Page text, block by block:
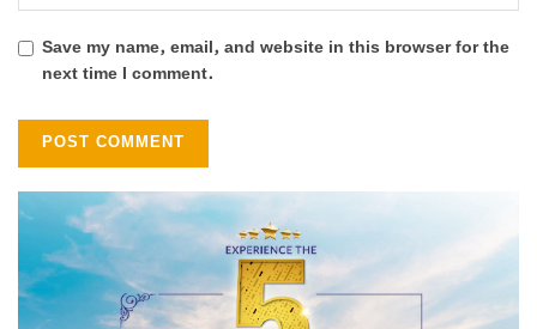
Save my name, email, and website in this browser for the
next time I comment.